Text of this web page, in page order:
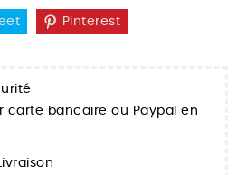
Pinterest
carte bancaire ou Paypal en